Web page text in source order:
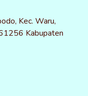
Kec. Waru,
Kabupaten